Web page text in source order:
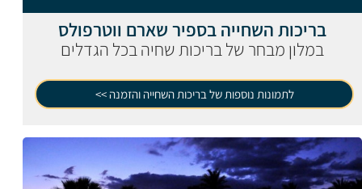
בריכות השחייה בספיר שארם ווטרפולס
במלון מבחר של בריכות שחיה בכל הגדלים
לתמונות נוספות של בריכות השחייה והזמנה >>